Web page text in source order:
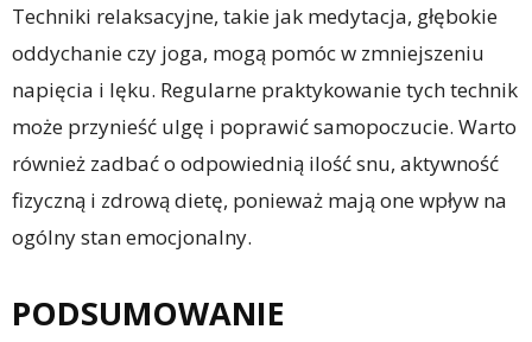
Techniki relaksacyjne, takie jak medytacja, głębokie
oddychanie czy joga, mogą pomóc w zmniejszeniu
napięcia i lęku. Regularne praktykowanie tych technik
może przynieść ulgę i poprawić samopoczucie. Warto
również zadbać o odpowiednią ilość snu, aktywność
fizyczną i zdrową dietę, ponieważ mają one wpływ na
ogólny stan emocjonalny.
PODSUMOWANIE